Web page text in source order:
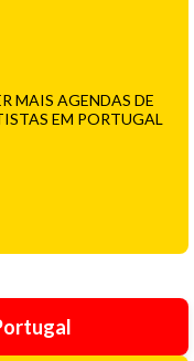
MAIS AGENDAS DE
EM PORTUGAL